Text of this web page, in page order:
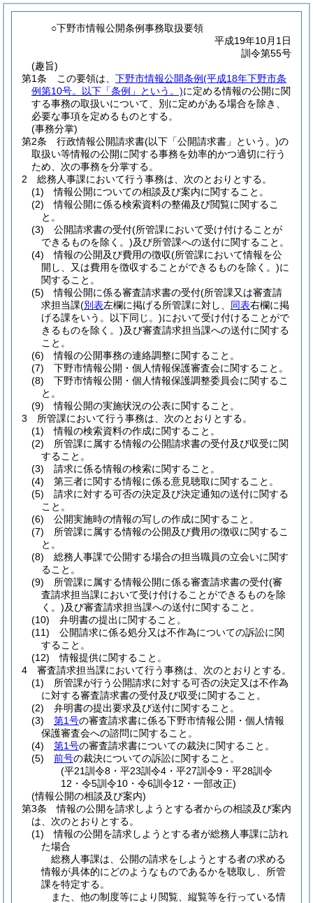
○下野市情報公開条例事務取扱要領
平成19年10月1日
訓令第55号
(趣旨)
第1条
この要領は、 下野市情報公開条例(平成18年下野市条
例第10号。以下「条例」という。)に定める情報の公開に関
する事務の取扱いについて、別に定めがある場合を除き、
必要な事項を定めるものとする。
(事務分掌)
第2条
行政情報公開請求書(以下「公開請求書」という。)の
取扱い等情報の公開に関する事務を効率的かつ適切に行う
ため、次の事務を分掌する。
2
総務人事課において行う事務は、次のとおりとする。
(1)
情報公開についての相談及び案内に関すること。
(2)
情報公開に係る検索資料の整備及び閲覧に関するこ
と。
(3)
公開請求書の受付(所管課において受け付けることが
できるものを除く。)及び所管課への送付に関すること。
(4)
情報の公開及び費用の徴収(所管課において情報を公
開し、又は費用を徴収することができるものを除く。)に
関すること。
(5)
情報公開に係る審査請求書の受付(所管課又は審査請
求担当課(別表左欄に掲げる所管課に対し、 同表右欄に掲
げる課をいう。以下同じ。)において受け付けることがで
きるものを除く。)及び審査請求担当課への送付に関する
こと。
(6)
情報の公開事務の連絡調整に関すること。
(7)
下野市情報公開・個人情報保護審査会に関すること。
(8)
下野市情報公開・個人情報保護調整委員会に関するこ
と。
(9)
情報公開の実施状況の公表に関すること。
3
所管課において行う事務は、次のとおりとする。
(1)
情報の検索資料の作成に関すること。
(2)
所管課に属する情報の公開請求書の受付及び収受に関
すること。
(3)
請求に係る情報の検索に関すること。
(4)
第三者に関する情報に係る意見聴取に関すること。
(5)
請求に対する可否の決定及び決定通知の送付に関する
こと。
(6)
公開実施時の情報の写しの作成に関すること。
(7)
所管課に属する情報の公開及び費用の徴収に関するこ
と。
(8)
総務人事課で公開する場合の担当職員の立会いに関す
ること。
(9)
所管課に属する情報公開に係る審査請求書の受付(審
査請求担当課において受け付けることができるものを除
く。)及び審査請求担当課への送付に関すること。
(10)
弁明書の提出に関すること。
(11)
公開請求に係る処分又は不作為についての訴訟に関
すること。
(12)
情報提供に関すること。
4
審査請求担当課において行う事務は、次のとおりとする。
(1)
所管課が行う公開請求に対する可否の決定又は不作為
に対する審査請求書の受付及び収受に関すること。
(2)
弁明書の提出要求及び送付に関すること。
(3)
第1号の審査請求書に係る下野市情報公開・個人情報
保護審査会への諮問に関すること。
(4)
第1号の審査請求書についての裁決に関すること。
(5)
前号の裁決についての訴訟に関すること。
(平21訓令8・平23訓令4・平27訓令9・平28訓令
12・令5訓令10・令6訓令12・一部改正)
(情報公開の相談及び案内)
第3条
情報の公開を請求しようとする者からの相談及び案内
は、次のとおりとする。
(1)
情報の公開を請求しようとする者が総務人事課に訪れ
た場合
総務人事課は、公開の請求をしようとする者の求める
情報が具体的にどのようなものであるかを聴取し、所管
課を特定する。
また、他の制度等により閲覧、縦覧等を行っている情